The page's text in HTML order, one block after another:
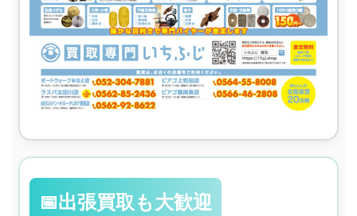
📅出張買取も大歓迎